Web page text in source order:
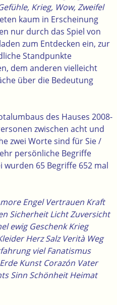
Krieg, Wow, Zweifel
kaum in Erscheinung
nur durch das Spiel von
zum Entdecken ein, zur
Standpunkte
dem anderen vielleicht
über die Bedeutung
des Hauses 2008-
zwischen acht und
zwei Worte sind für Sie /
persönliche Begriffe
65 Begriffe 652 mal
Engel Vertrauen Kraft
Sicherheit Licht Zuversicht
ewig Geschenk Krieg
Herz Salz Verità Weg
viel Fanatismus
Kunst Corazón Vater
Sinn Schönheit Heimat